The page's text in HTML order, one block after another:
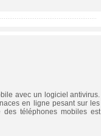
avec un logiciel antivirus.
en ligne pesant sur les
téléphones mobiles est